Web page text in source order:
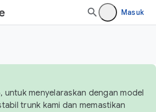
Masuk
untuk menyelaraskan dengan model
trunk kami dan memastikan